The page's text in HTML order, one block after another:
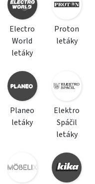
Electro
World
letáky
Proton
letáky
Planeo
letáky
Elektro
Spáčil
letáky